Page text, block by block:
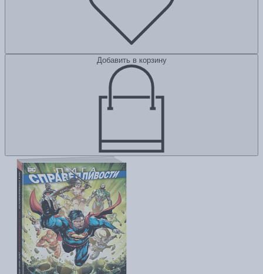
Добавить в корзину